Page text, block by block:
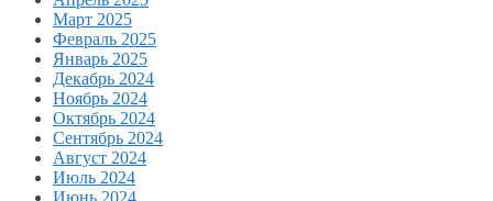
Март 2025
Февраль 2025
Январь 2025
Декабрь 2024
Ноябрь 2024
Октябрь 2024
Сентябрь 2024
Август 2024
Июль 2024
Июнь 2024